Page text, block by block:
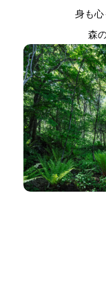
身も心
森